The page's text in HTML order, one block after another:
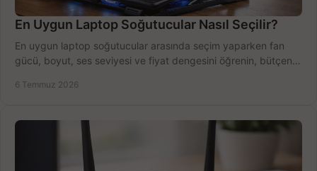
En Uygun Laptop Soğutucular Nasıl Seçilir?
En uygun laptop soğutucular arasında seçim yaparken fan
gücü, boyut, ses seviyesi ve fiyat dengesini öğrenin, bütçenizi
6 Temmuz 2026